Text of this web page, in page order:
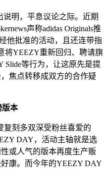
说明，平息议论之际。近期
声称adidas Originals推
他批准的活动，且还连带指
将YEEZY重新回归、聘请旗
Slide等行为，让这原先是提
焦点转移成双方的合作疑
版本
复刻多双深受粉丝喜爱的
DAY，活动主轴就是选
或人气的版本再度生产贩
康。而今年的YEEZY DAY